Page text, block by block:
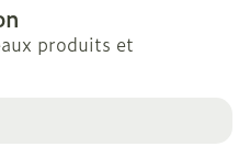
produits et